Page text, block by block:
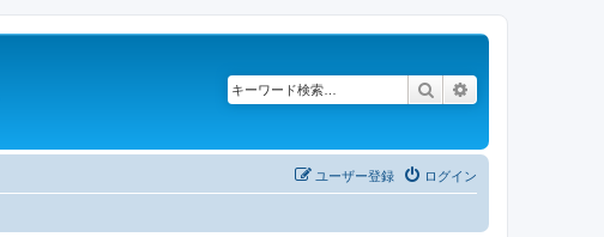
検索
ログイン
ユーザー登録